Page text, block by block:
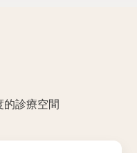
的診療空間